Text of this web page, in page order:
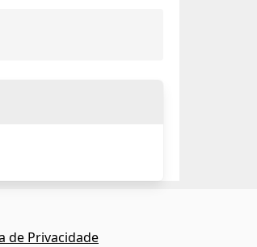
de Privacidade